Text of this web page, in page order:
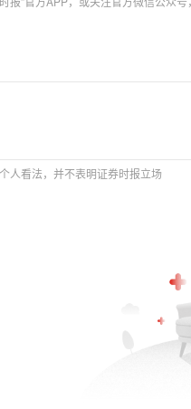
人看法，并不表明证券时报立场